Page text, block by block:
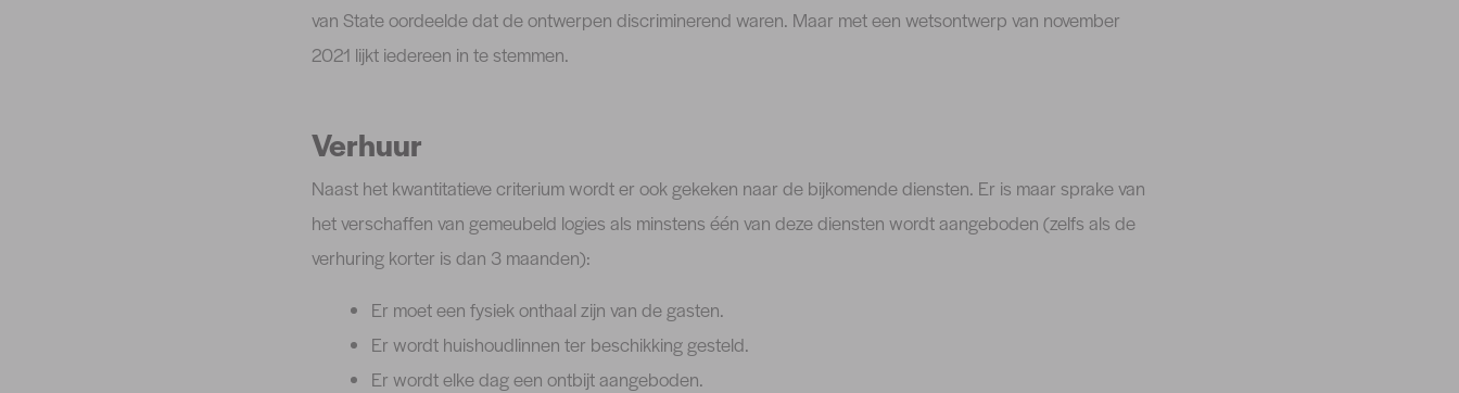
van State oordeelde dat de ontwerpen discriminerend waren. Maar met een wetsontwerp van november
2021 lijkt iedereen in te stemmen.
Verhuur
Naast het kwantitatieve criterium wordt er ook gekeken naar de bijkomende diensten. Er is maar sprake van
het verschaffen van gemeubeld logies als minstens één van deze diensten wordt aangeboden (zelfs als de
verhuring korter is dan 3 maanden):
Er moet een fysiek onthaal zijn van de gasten.
Er wordt huishoudlinnen ter beschikking gesteld.
Er wordt elke dag een ontbijt aangeboden.